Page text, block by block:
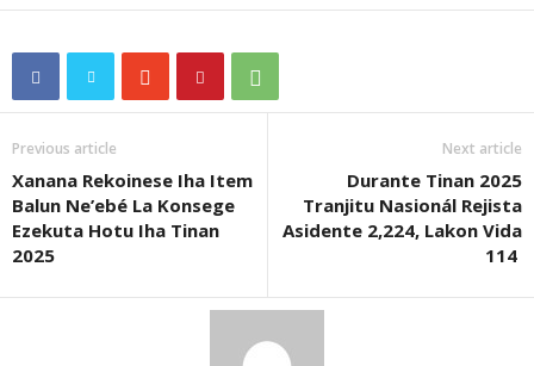
Previous article
Xanana Rekoinese Iha Item
Balun Ne’ebé La Konsege
Ezekuta Hotu Iha Tinan
2025
Next article
Durante Tinan 2025
Tranjitu Nasionál Rejista
Asidente 2,224, Lakon Vida
114